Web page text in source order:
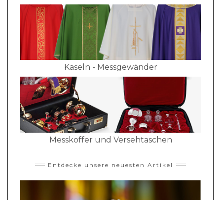
Kaseln - Messgewänder
Messkoffer und Versehtaschen
Entdecke unsere neuesten Artikel